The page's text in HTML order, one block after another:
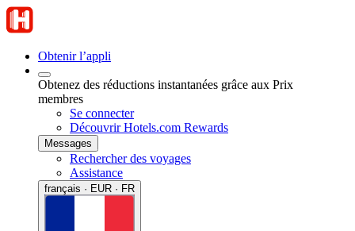
Obtenir l’appli
Obtenez des réductions instantanées grâce aux Prix
membres
Se connecter
Découvrir Hotels.com Rewards
Messages
Rechercher des voyages
Assistance
français · EUR · FR